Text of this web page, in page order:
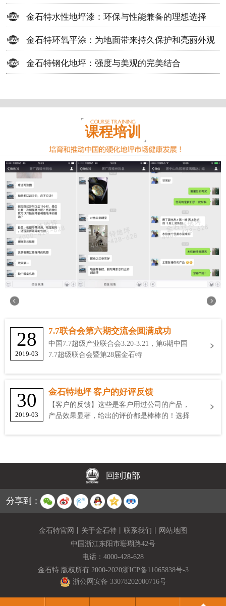
金石特水性地坪漆：环保与性能兼备的理想选择
金石特环氧平涂：为地面带来持久保护和亮丽外观
金石特钢化地坪：强度与美观的完美结合
课程培训
28
2019-03
7.7联合会第六期交流会圆满成功
中国7.7超级产业联合会3.20-3.21，第6期中国
7.7超级联合会暨第28届金石特
30
2019-03
金石特地坪 客户的好评反馈
【客户的反馈】这些是客户用过公司的产品，
产品效果显著，给出的评价都是棒棒的！选择
回到顶部
分享到：
金石特官网 关于金石特 联系我们
网站地图
中国浙江东阳市珊瑚路42号
电话： 4000-428-628
金石特 版权所有 2000-2020浙ICP备11065838号-3
浙公网安备 33078202000716号